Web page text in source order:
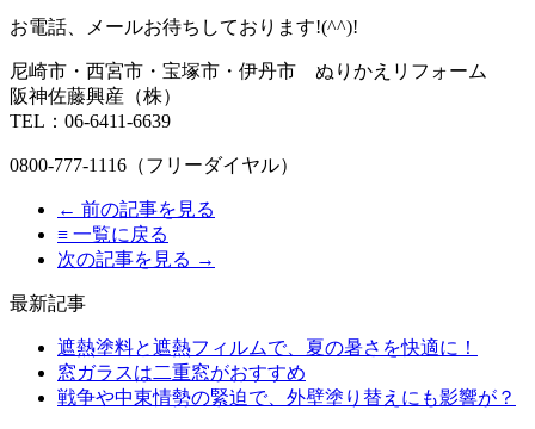
お電話、メールお待ちしております!(^^)!
尼崎市・西宮市・宝塚市・伊丹市 ぬりかえリフォーム
阪神佐藤興産（株）
TEL：06-6411-6639
0800-777-1116（フリーダイヤル）
← 前の記事を見る
≡ 一覧に戻る
次の記事を見る →
最新記事
遮熱塗料と遮熱フィルムで、夏の暑さを快適に！
窓ガラスは二重窓がおすすめ
戦争や中東情勢の緊迫で、外壁塗り替えにも影響が？